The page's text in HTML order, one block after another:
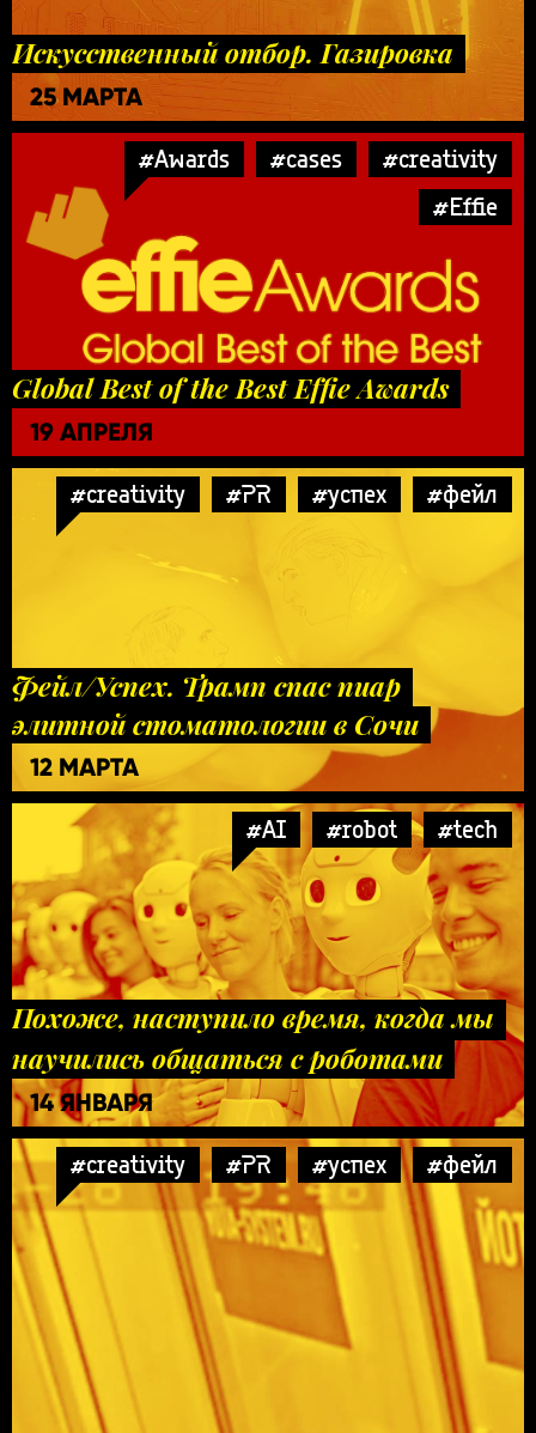
Искусственный отбор. Газировка
25 МАРТА
#Awards #cases
#creativity
#Effie
Global Best of the Best Effie Awards
19 АПРЕЛЯ
#creativity #PR #успех #фейл
Фейл/Успех. Трамп спас пиар
элитной стоматологии в Сочи
12 МАРТА
#AI #robot #tech
Похоже, наступило время, когда мы
научились общаться с роботами
14 ЯНВАРЯ
#creativity #PR #успех #фейл